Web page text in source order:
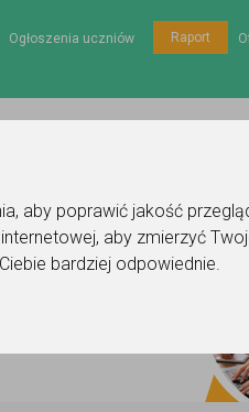
aby poprawić jakość
, aby zmierzyć
bardziej odpowiednie.
Ogłoszenia uczniów Raport